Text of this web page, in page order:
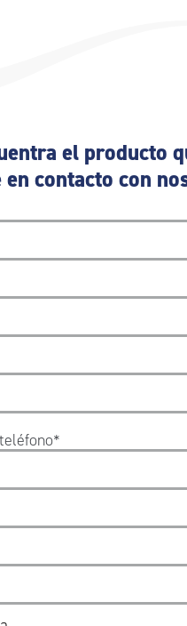
el producto
en contacto con
*